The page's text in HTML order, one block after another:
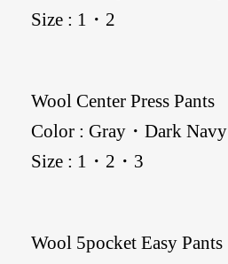
Size : 1・2
Wool Center Press Pants
Color : Gray・Dark Navy
Size : 1・2・3
Wool 5pocket Easy Pants